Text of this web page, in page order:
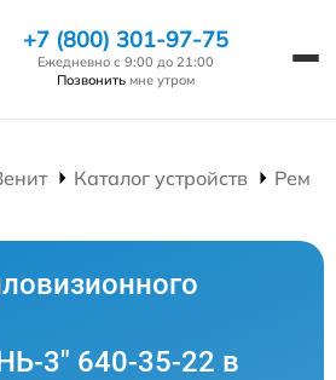
+7 (800) 301-97-75
Ежедневно с 9:00 до 21:00
Позвонить мне утром
Каталог устройств
3" 640-35-22 в